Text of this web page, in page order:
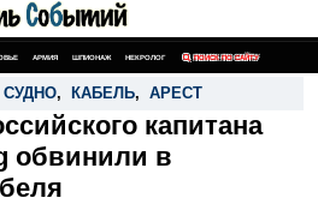
АРМИЯ ШПИОНАЖ НЕКРОЛОГ ПОИСК ПО САЙТУ
СУДНО, КАБЕЛЬ, АРЕСТ
капитана
обвинили в